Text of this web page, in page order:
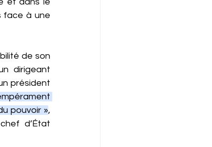
face à une
de son
dirigeant
président
pouvoir »,
d’État